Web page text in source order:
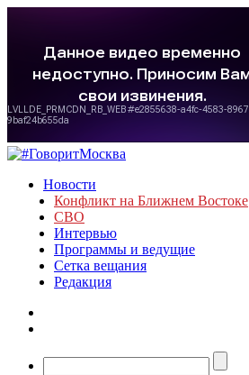
Новости
Конфликт на Ближнем Востоке
СВО
Интервью
Программы и ведущие
Сетка вещания
Редакция